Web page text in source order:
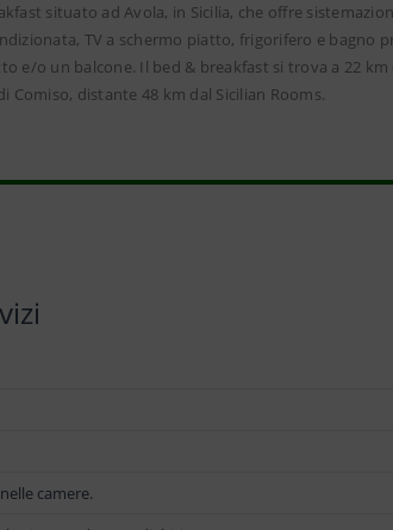
situato ad Avola, in Sicilia, che offre
TV a schermo piatto, frigorifero e bagno
e/o un balcone. Il bed & breakfast si trova a 22 km
distante 48 km dal Sicilian Rooms.
camere.